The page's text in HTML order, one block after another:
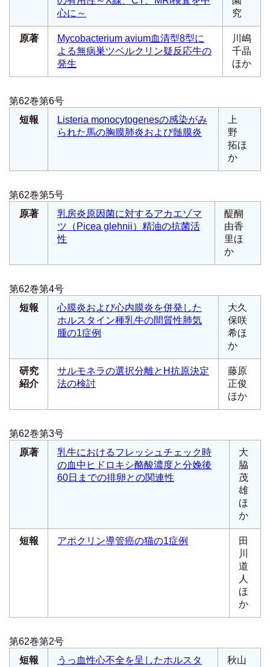
心に～
究
原著 Mycobacterium avium血清型8型に
よる無病巣ツベルクリン疑反応牛の
発生
川嶋
千晶
ほか
第62巻第6号
短報
Listeria monocytogenesの感染がみ
られた馬の胸膜肺炎および髄膜炎
上
野
拓ほ
か
第62巻第5号
原著
乳房炎原因菌に対するアカエゾマ
ツ（ Picea glehnii）精油の抗菌活
性
醍醐
由香
里ほ
か
第62巻第4号
短報
心膜炎および心内膜炎を併発した
ホルスタイン種乳牛の間質性肺気
腫の1症例
大久
保咲
希ほ
か
研究
紹介
サルモネラの選択分離とH抗原決定
法の検討
藤原
正俊
ほか
第62巻第3号
原著
乳牛におけるフレッシュチェック時
の血中ヒドロキシ酪酸濃度と分娩後
60日までの排卵との関連性
大
脇
茂
雄
ほ
か
短報 アポクリン導管癌の猫の1症例
田
川
道
人
ほ
か
第62巻第2号
短報
うっ血性心不全を呈したホルスタ
秋山